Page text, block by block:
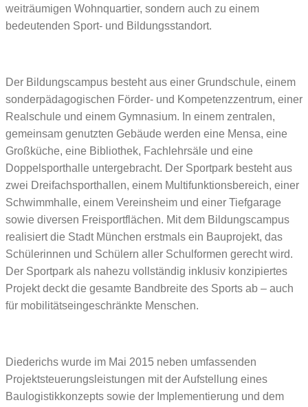
weiträumigen Wohnquartier, sondern auch zu einem
bedeutenden Sport- und Bildungsstandort.
Der Bildungscampus besteht aus einer Grundschule, einem
sonderpädagogischen Förder- und Kompetenzzentrum, einer
Realschule und einem Gymnasium. In einem zentralen,
gemeinsam genutzten Gebäude werden eine Mensa, eine
Großküche, eine Bibliothek, Fachlehrsäle und eine
Doppelsporthalle untergebracht. Der Sportpark besteht aus
zwei Dreifachsporthallen, einem Multifunktionsbereich, einer
Schwimmhalle, einem Vereinsheim und einer Tiefgarage
sowie diversen Freisportflächen. Mit dem Bildungscampus
realisiert die Stadt München erstmals ein Bauprojekt, das
Schülerinnen und Schülern aller Schulformen gerecht wird.
Der Sportpark als nahezu vollständig inklusiv konzipiertes
Projekt deckt die gesamte Bandbreite des Sports ab – auch
für mobilitätseingeschränkte Menschen.
Diederichs wurde im Mai 2015 neben umfassenden
Projektsteuerungsleistungen mit der Aufstellung eines
Baulogistikkonzepts sowie der Implementierung und dem